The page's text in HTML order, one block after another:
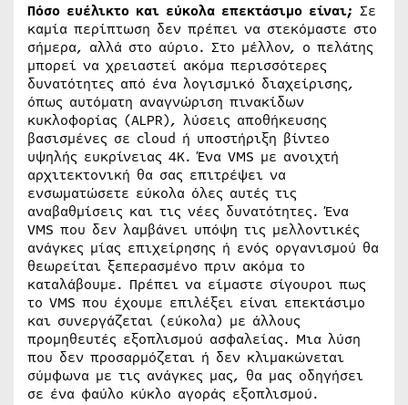
Πόσο ευέλικτο και εύκολα επεκτάσιμο είναι; Σε
καμία περίπτωση δεν πρέπει να στεκόμαστε στο
σήμερα, αλλά στο αύριο. Στο μέλλον, ο πελάτης
μπορεί να χρειαστεί ακόμα περισσότερες
δυνατότητες από ένα λογισμικό διαχείρισης,
όπως αυτόματη αναγνώριση πινακίδων
κυκλοφορίας (ALPR), λύσεις αποθήκευσης
βασισμένες σε cloud ή υποστήριξη βίντεο
υψηλής ευκρίνειας 4K. Ένα VMS με ανοιχτή
αρχιτεκτονική θα σας επιτρέψει να
ενσωματώσετε εύκολα όλες αυτές τις
αναβαθμίσεις και τις νέες δυνατότητες. Ένα
VMS που δεν λαμβάνει υπόψη τις μελλοντικές
ανάγκες μίας επιχείρησης ή ενός οργανισμού θα
θεωρείται ξεπερασμένο πριν ακόμα το
καταλάβουμε. Πρέπει να είμαστε σίγουροι πως
το VMS που έχουμε επιλέξει είναι επεκτάσιμο
και συνεργάζεται (εύκολα) με άλλους
προμηθευτές εξοπλισμού ασφαλείας. Μια λύση
που δεν προσαρμόζεται ή δεν κλιμακώνεται
σύμφωνα με τις ανάγκες μας, θα μας οδηγήσει
σε ένα φαύλο κύκλο αγοράς εξοπλισμού.